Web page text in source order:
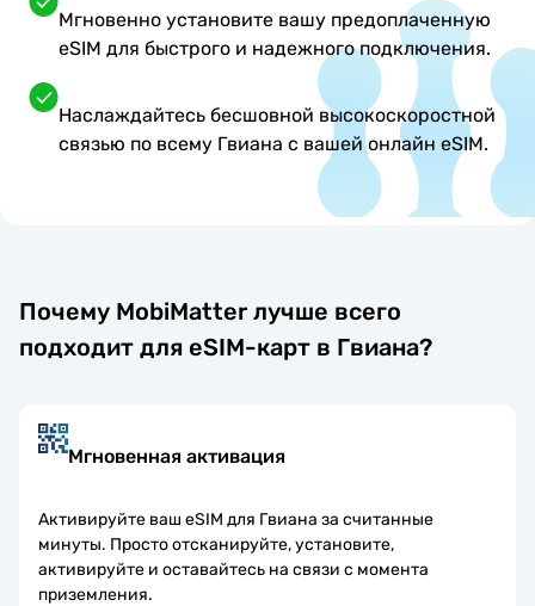
Мгновенно установите вашу предоплаченную
eSIM для быстрого и надежного подключения.
Наслаждайтесь бесшовной высокоскоростной
связью по всему Гвиана с вашей онлайн eSIM.
Почему MobiMatter лучше всего
подходит для eSIM-карт в Гвиана?
Мгновенная активация
Активируйте ваш eSIM для Гвиана за считанные
минуты. Просто отсканируйте, установите,
активируйте и оставайтесь на связи с момента
приземления.